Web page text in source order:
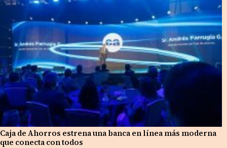
Caja de Ahorros estrena una banca en línea más moderna
que conecta con todos